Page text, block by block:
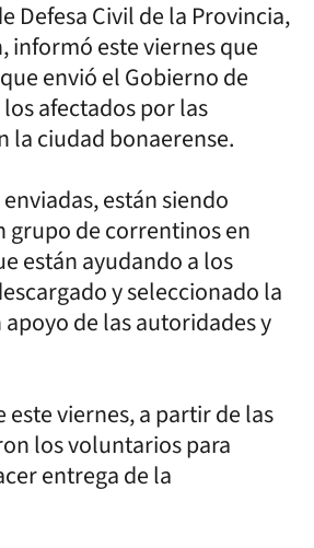
Defesa Civil de la Provincia,
informó este viernes que
envió el Gobierno de
afectados por las
la ciudad bonaerense.
están siendo
grupo de correntinos en
están ayudando a los
y seleccionado la
de las autoridades y
este viernes, a partir de las
los voluntarios para
entrega de la